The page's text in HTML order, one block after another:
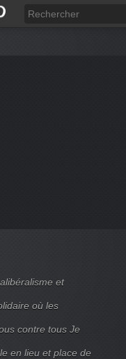
et
où les
contre tous Je
en lieu et place de